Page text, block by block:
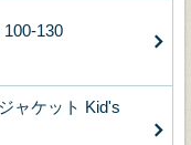
130
ャケット Kid's